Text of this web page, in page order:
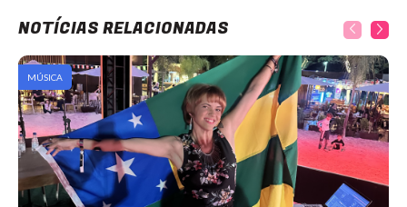
NOTÍCIAS RELACIONADAS
MÚSICA